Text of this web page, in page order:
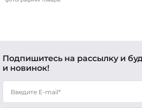
Подпишитесь на рассылку и
и новинок!